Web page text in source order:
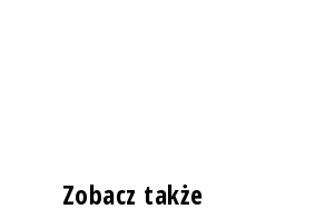
Zobacz także